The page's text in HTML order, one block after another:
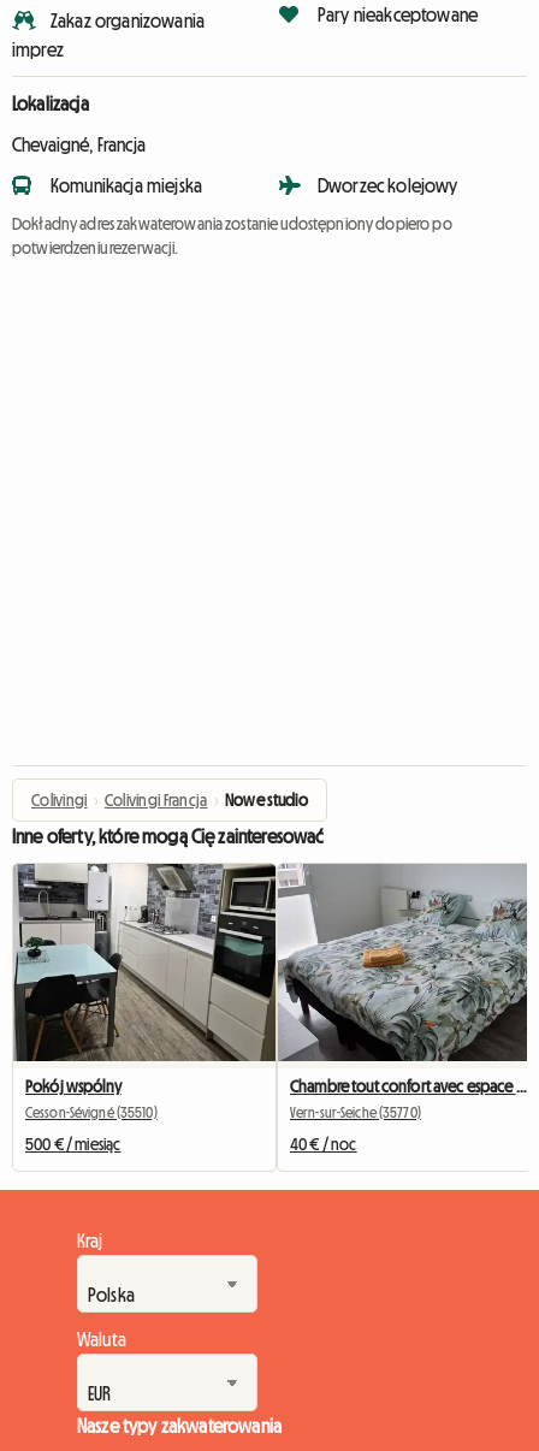
Zakaz organizowania
imprez
Pary nieakceptowane
Lokalizacja
Chevaigné, Francja
Komunikacja miejska Dworzec kolejowy
Dokładny adres zakwaterowania zostanie udostępniony dopiero po
potwierdzeniu rezerwacji.
Colivingi › Colivingi Francja › Nowe studio
Inne oferty, które mogą Cię zainteresować
Pokój wspólny
Cesson-Sévigné (35510)
500 € / miesiąc
Vern-sur-Seiche (35770)
40 € / noc
Kraj
Waluta
Nasze typy zakwaterowania